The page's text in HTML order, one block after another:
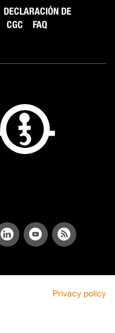
DECLARACIÓN DE
CGC FAQ
Privacy policy